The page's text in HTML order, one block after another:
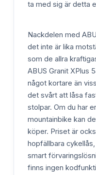
ta med sig är detta
Nackdelen med
det inte är lika
som de allra
ABUS Granit XPlus
något kortare än
det svårt att låsa
stolpar. Om du har
mountainbike kan
köper. Priset är
hopfällbara
smart
finns ingen